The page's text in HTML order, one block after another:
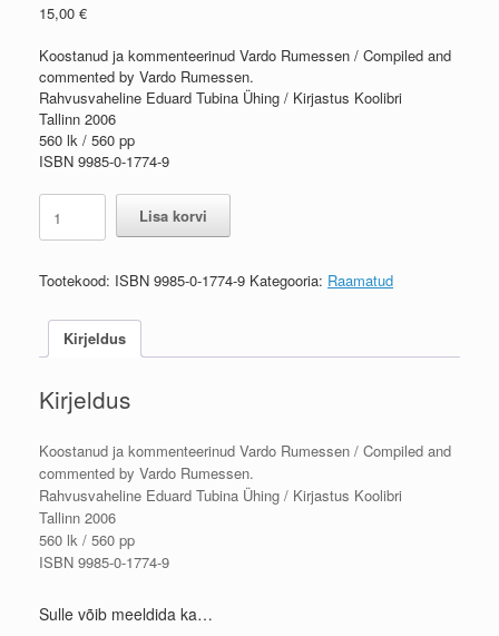
15,00 €
Koostanud ja kommenteerinud Vardo Rumessen / Compiled and
commented by Vardo Rumessen.
Rahvusvaheline Eduard Tubina Ühing / Kirjastus Koolibri
Tallinn 2006
560 lk / 560 pp
ISBN 9985-0-1774-9
Eduard
Tubin.
Kirjad
(1929–
kogus
Lisa korvi
Tootekood: ISBN 9985-0-1774-9 Kategooria: Raamatud
Kirjeldus
Kirjeldus
Koostanud ja kommenteerinud Vardo Rumessen / Compiled and
commented by Vardo Rumessen.
Rahvusvaheline Eduard Tubina Ühing / Kirjastus Koolibri
Tallinn 2006
560 lk / 560 pp
ISBN 9985-0-1774-9
Sulle võib meeldida ka…